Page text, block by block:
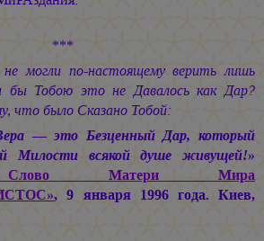
***
могли по-настоящему верить лишь
бы Тобою это не Давалось как Дар?
что было Сказано Тобой:
— это Безценный Дар, который
Милости всякой душе живущей!»
Слово Матери Мира
, 9 января 1996 года. Киев,